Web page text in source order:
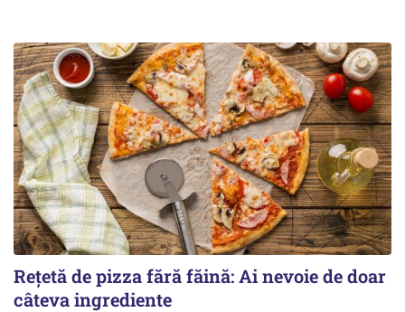
Rețetă de pizza fără făină: Ai nevoie de doar
câteva ingrediente